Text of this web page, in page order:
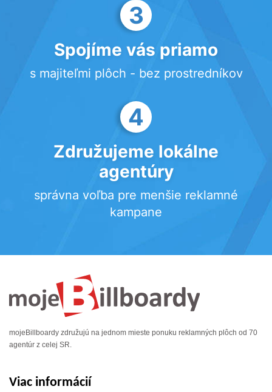
3
Spojíme vás priamo
s majiteľmi plôch - bez prostredníkov
4
Združujeme lokálne
agentúry
správna voľba pre menšie reklamné
kampane
mojeBillboardy združujú na jednom mieste ponuku reklamných plôch od 70
agentúr z celej SR.
Viac informácií